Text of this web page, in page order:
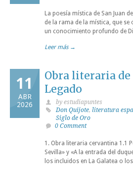
La poesía mística de San Juan
de la rama de la mística, que
un conocimiento profundo de
Leer más →
11
ABR
2026
Obra literaria de
Legado
by estudiapuntes
Don Quijote, literatura
Siglo de Oro
0 Comment
1. Obra literaria cervantina 1.1
Sevilla» y «A la entrada del
los incluidos en La Galatea o